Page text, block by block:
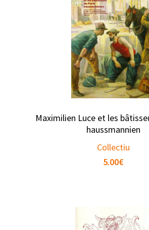
Maximilien Luce et les
haussmannien
Collectiu
5.00€